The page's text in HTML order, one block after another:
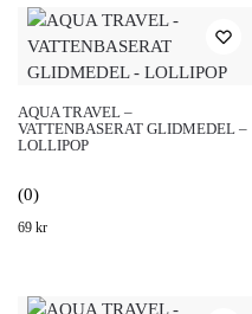
AQUA TRAVEL –
VATTENBASERAT GLIDMEDEL –
LOLLIPOP
(0)
69 kr